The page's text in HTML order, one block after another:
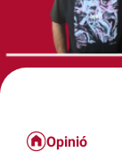
Opinió